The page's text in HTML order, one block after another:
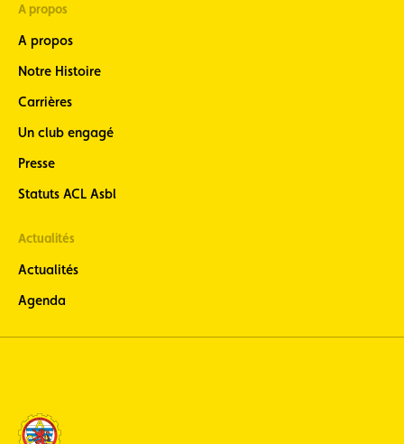
A propos
A propos
Notre Histoire
Carrières
Un club engagé
Presse
Statuts ACL Asbl
Actualités
Actualités
Agenda